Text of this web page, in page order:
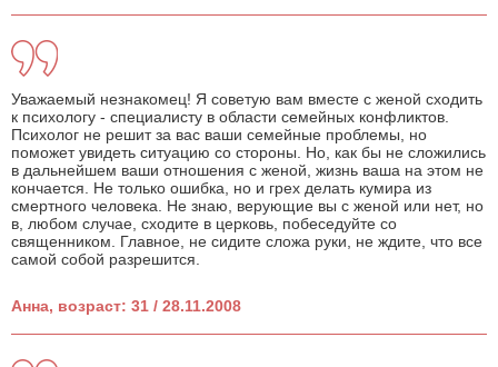
Уважаемый незнакомец! Я советую вам вместе с женой сходить
к психологу - специалисту в области семейных конфликтов.
Психолог не решит за вас ваши семейные проблемы, но
поможет увидеть ситуацию со стороны. Но, как бы не сложились
в дальнейшем ваши отношения с женой, жизнь ваша на этом не
кончается. Не только ошибка, но и грех делать кумира из
смертного человека. Не знаю, верующие вы с женой или нет, но
в, любом случае, сходите в церковь, побеседуйте со
священником. Главное, не сидите сложа руки, не ждите, что все
самой собой разрешится.
Анна, возраст: 31 / 28.11.2008